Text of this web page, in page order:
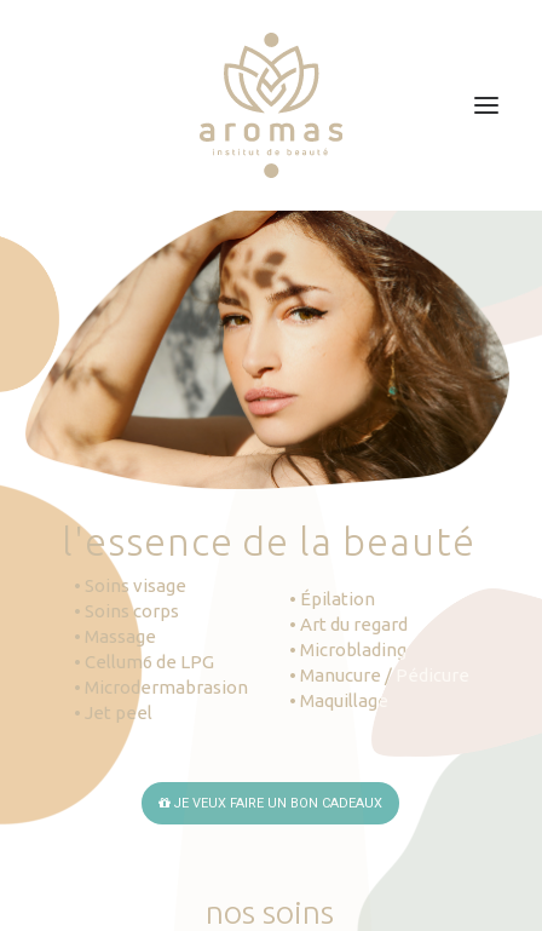
Soins
Je veux faire un bon cadeau
Plan d’accès
Prendre RDV
'essence de la beauté
• Soins visage
• Soins corps
• Massage
• Cellum6 de LPG
• Microdermabrasion
• Jet peel
• Épilation
• Art du regard
• Microblading
• Manucure / Pédicure
• Maquillage
JE VEUX FAIRE UN BON CADEAUX
nos soins